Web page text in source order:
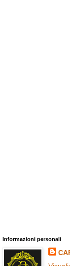
Informazioni personali